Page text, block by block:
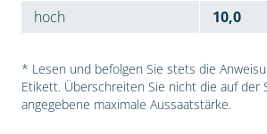
hoch
10,0
* Lesen und befolgen Sie stets die
Etikett. Überschreiten Sie nicht die auf der
angegebene maximale Aussaatstärke.